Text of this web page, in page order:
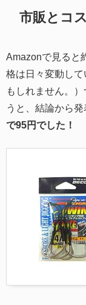
市販とコ
Amazonで見ると
格は日々変動し
もしれません。
うと、結論から発
で95円でした！